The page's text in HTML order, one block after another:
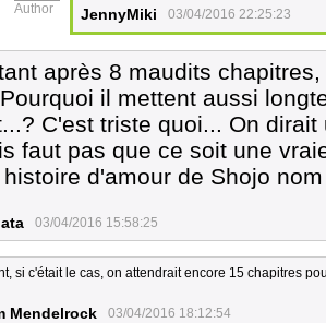
Author JennyMiki 03/04/2016 22:25:23
après 8 maudits
il mettent aussi
C'est triste quoi... On
faut pas que ce soit une
d'amour de Shojo
03/04/2016 15:58:25
si c'était le cas, on attendrait encore 15 chapitres
Mendelrock 03/04/2016 18:12:54